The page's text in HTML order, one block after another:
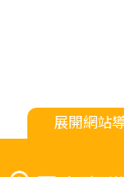
展開網站